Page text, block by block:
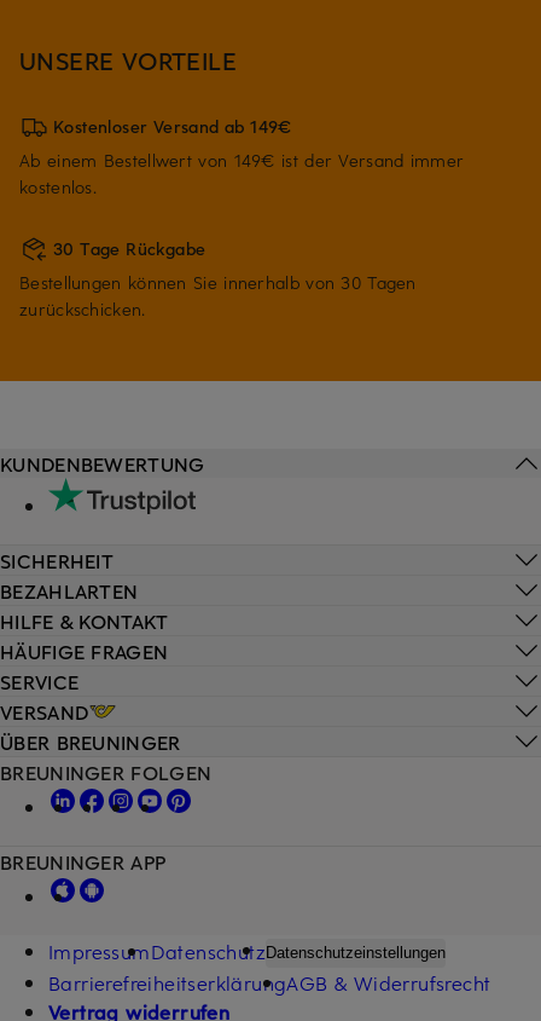
UNSERE VORTEILE
Kostenloser Versand ab 149€
Ab einem Bestellwert von 149€ ist der Versand immer
kostenlos.
30 Tage Rückgabe
Bestellungen können Sie innerhalb von 30 Tagen
zurückschicken.
HILFE & KONTAKT
HÄUFIGE FRAGEN
SERVICE
VERSAND
KUNDENBEWERTUNG
SICHERHEIT
BEZAHLARTEN
ÜBER BREUNINGER
BREUNINGER FOLGEN
BREUNINGER APP
ImpressumDatenschutzDatenschutzeinstellungen
BarrierefreiheitserklärungAGB & Widerrufsrecht
Vertrag widerrufen